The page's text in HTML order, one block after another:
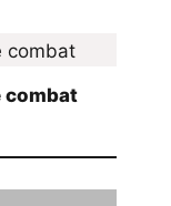
combat